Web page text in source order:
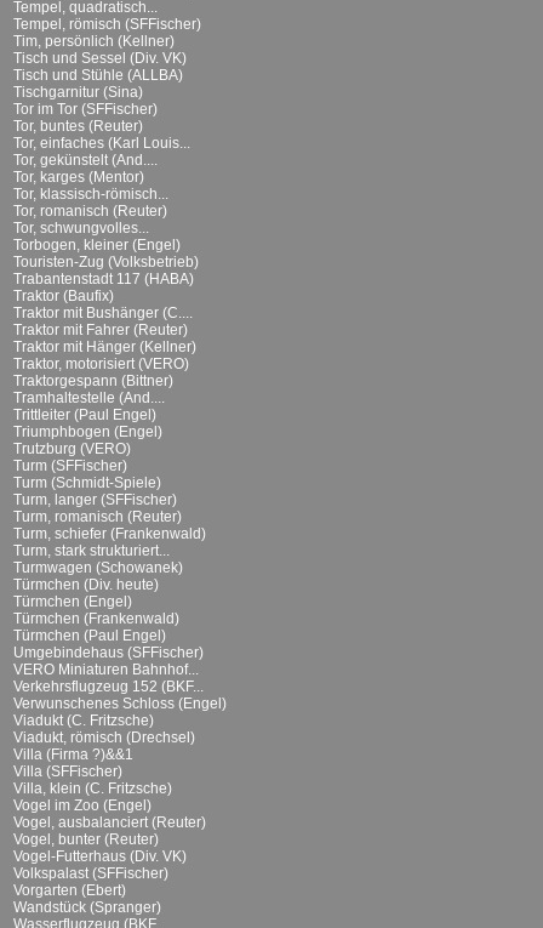
Tempel, quadratisch...
Tempel, römisch (SFFischer)
Tim, persönlich (Kellner)
Tisch und Sessel (Div. VK)
Tisch und Stühle (ALLBA)
Tischgarnitur (Sina)
Tor im Tor (SFFischer)
Tor, buntes (Reuter)
Tor, einfaches (Karl Louis...
Tor, gekünstelt (And....
Tor, karges (Mentor)
Tor, klassisch-römisch...
Tor, romanisch (Reuter)
Tor, schwungvolles...
Torbogen, kleiner (Engel)
Touristen-Zug (Volksbetrieb)
Trabantenstadt 117 (HABA)
Traktor (Baufix)
Traktor mit Bushänger (C....
Traktor mit Fahrer (Reuter)
Traktor mit Hänger (Kellner)
Traktor, motorisiert (VERO)
Traktorgespann (Bittner)
Tramhaltestelle (And....
Trittleiter (Paul Engel)
Triumphbogen (Engel)
Trutzburg (VERO)
Turm (SFFischer)
Turm (Schmidt-Spiele)
Turm, langer (SFFischer)
Turm, romanisch (Reuter)
Turm, schiefer (Frankenwald)
Turm, stark strukturiert...
Turmwagen (Schowanek)
Türmchen (Div. heute)
Türmchen (Engel)
Türmchen (Frankenwald)
Türmchen (Paul Engel)
Umgebindehaus (SFFischer)
VERO Miniaturen Bahnhof...
Verkehrsflugzeug 152 (BKF...
Verwunschenes Schloss (Engel)
Viadukt (C. Fritzsche)
Viadukt, römisch (Drechsel)
Villa (Firma ?)&&1
Villa (SFFischer)
Villa, klein (C. Fritzsche)
Vogel im Zoo (Engel)
Vogel, ausbalanciert (Reuter)
Vogel, bunter (Reuter)
Vogel-Futterhaus (Div. VK)
Volkspalast (SFFischer)
Vorgarten (Ebert)
Wandstück (Spranger)
Wasserflugzeug (BKF